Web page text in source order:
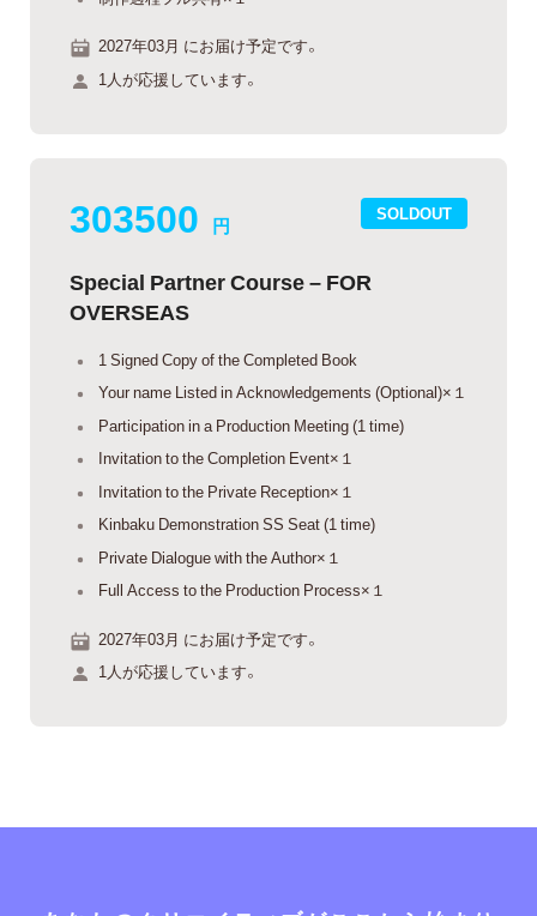
2027年03月 にお届け予定です。
1人が応援しています。
SOLDOUT
303500 円
Special Partner Course – FOR
OVERSEAS
1 Signed Copy of the Completed Book
Your name Listed in Acknowledgements (Optional)×１
Participation in a Production Meeting (1 time)
Invitation to the Completion Event×１
Invitation to the Private Reception×１
Kinbaku Demonstration SS Seat (1 time)
Private Dialogue with the Author×１
Full Access to the Production Process×１
2027年03月 にお届け予定です。
1人が応援しています。